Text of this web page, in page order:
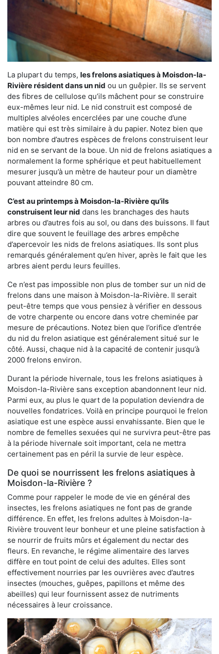
La plupart du temps, les frelons asiatiques à Moisdon-la-
Rivière résident dans un nid ou un guêpier. Ils se servent
des fibres de cellulose qu’ils mâchent pour se construire
eux-mêmes leur nid. Le nid construit est composé de
multiples alvéoles encerclées par une couche d’une
matière qui est très similaire à du papier. Notez bien que
bon nombre d’autres espèces de frelons construisent leur
nid en se servant de la boue. Un nid de frelons asiatiques a
normalement la forme sphérique et peut habituellement
mesurer jusqu’à un mètre de hauteur pour un diamètre
pouvant atteindre 80 cm.
C’est au printemps à Moisdon-la-Rivière qu’ils
construisent leur nid dans les branchages des hauts
arbres ou d’autres fois au sol, ou dans des buissons. Il faut
dire que souvent le feuillage des arbres empêche
d’apercevoir les nids de frelons asiatiques. Ils sont plus
remarqués généralement qu’en hiver, après le fait que les
arbres aient perdu leurs feuilles.
Ce n’est pas impossible non plus de tomber sur un nid de
frelons dans une maison à Moisdon-la-Rivière. Il serait
peut-être temps que vous pensiez à vérifier en dessous
de votre charpente ou encore dans votre cheminée par
mesure de précautions. Notez bien que l’orifice d’entrée
du nid du frelon asiatique est généralement situé sur le
côté. Aussi, chaque nid à la capacité de contenir jusqu’à
2000 frelons environ.
Durant la période hivernale, tous les frelons asiatiques à
Moisdon-la-Rivière sans exception abandonnent leur nid.
Parmi eux, au plus le quart de la population deviendra de
nouvelles fondatrices. Voilà en principe pourquoi le frelon
asiatique est une espèce aussi envahissante. Bien que le
nombre de femelles sexuées qui ne survivra peut-être pas
à la période hivernale soit important, cela ne mettra
certainement pas en péril la survie de leur espèce.
De quoi se nourrissent les frelons asiatiques à
Moisdon-la-Rivière ?
Comme pour rappeler le mode de vie en général des
insectes, les frelons asiatiques ne font pas de grande
différence. En effet, les frelons adultes à Moisdon-la-
Rivière trouvent leur bonheur et une pleine satisfaction à
se nourrir de fruits mûrs et également du nectar des
fleurs. En revanche, le régime alimentaire des larves
diffère en tout point de celui des adultes. Elles sont
effectivement nourries par les ouvrières avec d’autres
insectes (mouches, guêpes, papillons et même des
abeilles) qui leur fournissent assez de nutriments
nécessaires à leur croissance.